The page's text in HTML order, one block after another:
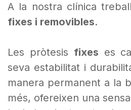
A la nostra clínica
fixes i removibles.
Les pròtesis fixes es
seva estabilitat i
manera permanent a la
més, ofereixen una